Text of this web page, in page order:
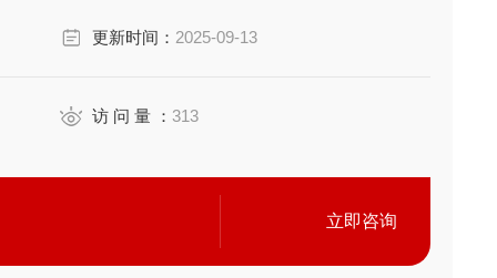
程度和阀门控制计时器确定。
更新时间： 2025-09-13
访 问 量 ：313
立即咨询